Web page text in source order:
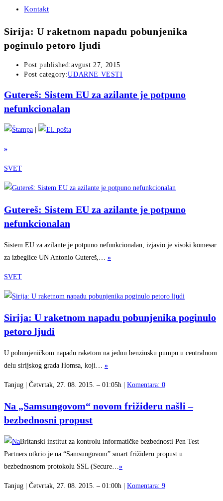
Kontakt
Sirija: U raketnom napadu pobunjenika
poginulo petoro ljudi
Post published:avgust 27, 2015
Post category:UDARNE VESTI
Gutereš: Sistem EU za azilante je potpuno
nefunkcionalan
»
SVET
Gutereš: Sistem EU za azilante je potpuno
nefunkcionalan
Sistem EU za azilante je potpuno nefunkcionalan, izjavio je visoki komesar
za izbeglice UN Antonio Gutereš,… »
SVET
Sirija: U raketnom napadu pobunjenika poginulo
petoro ljudi
U pobunjeničkom napadu raketom na jednu benzinsku pumpu u centralnom
delu sirijskog grada Homsa, koji… »
Tanjug | Četvrtak, 27. 08. 2015. – 01:05h | Komentara: 0
Na „Samsungovom“ novom frižideru našli –
bezbednosni propust
Britanski institut za kontrolu informatičke bezbednosti Pen Test
Partners otkrio je na “Samsungovom” smart frižideru propust u
bezbednosnom protokolu SSL (Secure… »
Tanjug | Četvrtak, 27. 08. 2015. – 01:00h | Komentara: 9